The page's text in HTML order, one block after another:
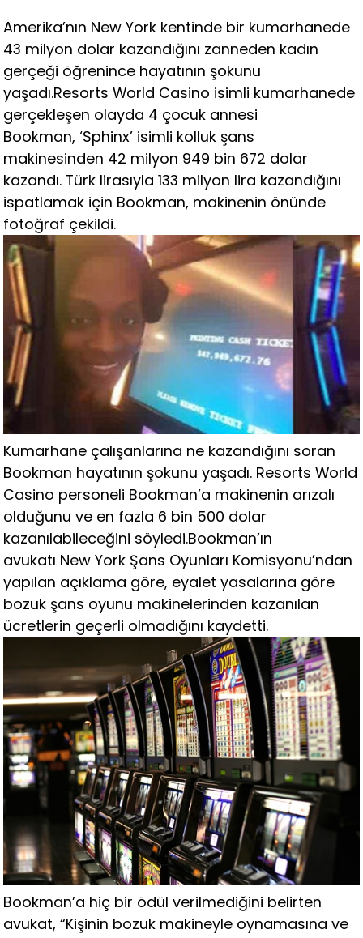
Amerika’nın New York kentinde bir kumarhanede
43 milyon dolar kazandığını zanneden kadın
gerçeği öğrenince hayatının şokunu
yaşadı.Resorts World Casino isimli kumarhanede
gerçekleşen olayda 4 çocuk annesi
Bookman, ‘Sphinx’ isimli kolluk şans
makinesinden 42 milyon 949 bin 672 dolar
kazandı. Türk lirasıyla 133 milyon lira kazandığını
ispatlamak için Bookman, makinenin önünde
fotoğraf çekildi.
Kumarhane çalışanlarına ne kazandığını soran
Bookman hayatının şokunu yaşadı. Resorts World
Casino personeli Bookman’a makinenin arızalı
olduğunu ve en fazla 6 bin 500 dolar
kazanılabileceğini söyledi.Bookman’ın
avukatı New York Şans Oyunları Komisyonu’ndan
yapılan açıklama göre, eyalet yasalarına göre
bozuk şans oyunu makinelerinden kazanılan
ücretlerin geçerli olmadığını kaydetti.
Bookman’a hiç bir ödül verilmediğini belirten
avukat, “Kişinin bozuk makineyle oynamasına ve